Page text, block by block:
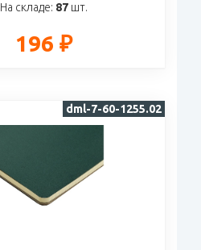
На складе: 87шт.
196 ₽
dml-7-60-1255.02